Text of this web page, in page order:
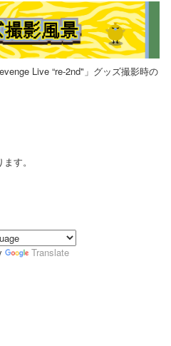
Live “re-2nd"」グッズ撮影時の
す。
Translate